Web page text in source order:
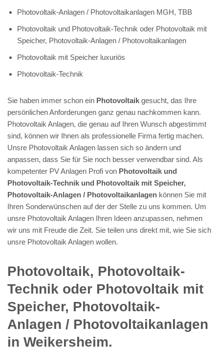
Photovoltaik-Anlagen / Photovoltaikanlagen MGH, TBB
Photovoltaik und Photovoltaik-Technik oder Photovoltaik mit
Speicher, Photovoltaik-Anlagen / Photovoltaikanlagen
Photovoltaik mit Speicher luxuriös
Photovoltaik-Technik
Sie haben immer schon ein Photovoltaik gesucht, das Ihre
persönlichen Anforderungen ganz genau nachkommen kann.
Photovoltaik Anlagen, die genau auf Ihren Wunsch abgestimmt
sind, können wir Ihnen als professionelle Firma fertig machen.
Unsre Photovoltaik Anlagen lassen sich so ändern und
anpassen, dass Sie für Sie noch besser verwendbar sind. Als
kompetenter PV Anlagen Profi von Photovoltaik und
Photovoltaik-Technik und Photovoltaik mit Speicher,
Photovoltaik-Anlagen / Photovoltaikanlagen können Sie mit
Ihren Sonderwünschen auf der der Stelle zu uns kommen. Um
unsre Photovoltaik Anlagen Ihren Ideen anzupassen, nehmen
wir uns mit Freude die Zeit. Sie teilen uns direkt mit, wie Sie sich
unsre Photovoltaik Anlagen wollen.
Photovoltaik, Photovoltaik-
Technik oder Photovoltaik mit
Speicher, Photovoltaik-
Anlagen / Photovoltaikanlagen
in Weikersheim.